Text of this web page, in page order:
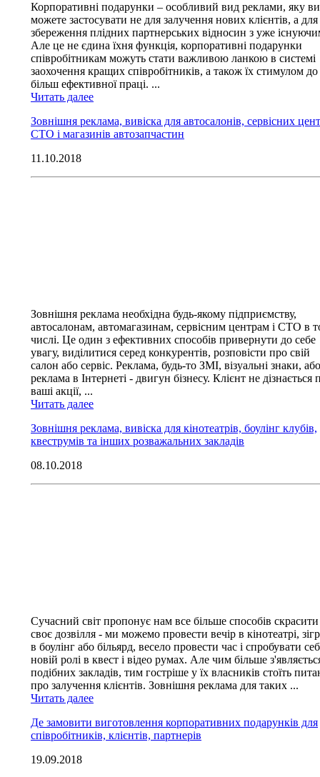
Корпоративні подарунки – особливий вид реклами, яку ви
можете застосувати не для залучення нових клієнтів, а для
збереження плідних партнерських відносин з уже
Але це не єдина їхня функція, корпоративні подарунки
співробітникам можуть стати важливою ланкою в системі
заохочення кращих співробітників, а також їх стимулом до
більш ефективної праці. ...
Читать далее
Зовнішня реклама, вивіска для автосалонів, сервісних
СТО і магазинів автозапчастин
11.10.2018
Зовнішня реклама необхідна будь-якому підприємству,
автосалонам, автомагазинам, сервісним центрам і СТО в
числі. Це один з ефективних способів привернути до себе
увагу, виділитися серед конкурентів, розповісти про свій
салон або сервіс. Реклама, будь-то ЗМІ, візуальні знаки, або
реклама в Інтернеті - двигун бізнесу. Клієнт не дізнається
ваші акції, ...
Читать далее
Зовнішня реклама, вивіска для кінотеатрів, боулінг клубів,
квеструмів та інших розважальних закладів
08.10.2018
Сучасний світ пропонує нам все більше способів скрасити
своє дозвілля - ми можемо провести вечір в кінотеатрі,
в боулінг або більярд, весело провести час і спробувати
новій ролі в квест і відео румах. Але чим більше
подібних закладів, тим гостріше у їх власників стоїть
про залучення клієнтів. Зовнішня реклама для таких ...
Читать далее
Де замовити виготовлення корпоративних подарунків для
співробітників, клієнтів, партнерів
19.09.2018